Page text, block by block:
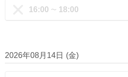
16:00 〜 18:00
2026年08月14日 (金)